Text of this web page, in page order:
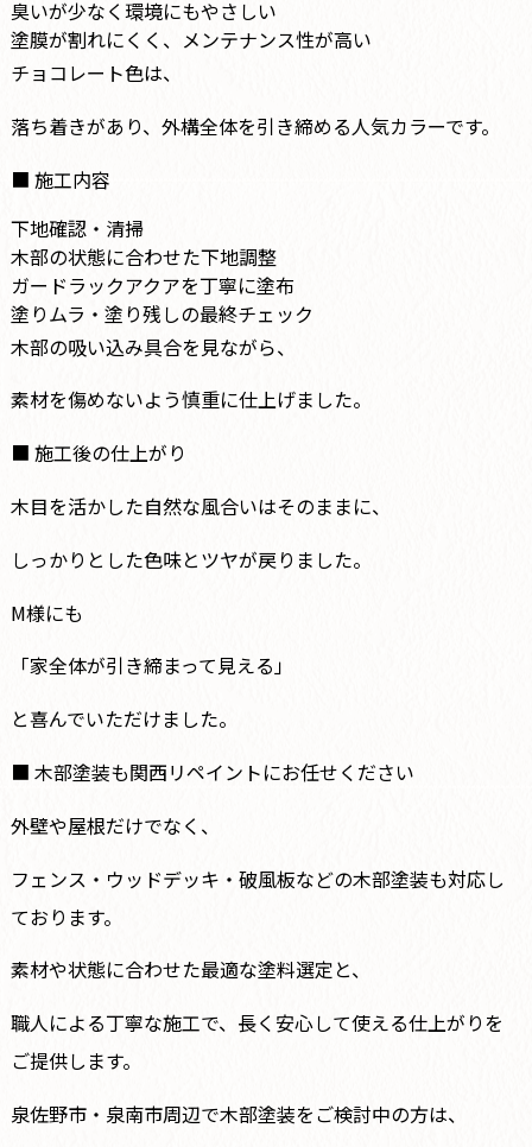
臭いが少なく環境にもやさしい
塗膜が割れにくく、メンテナンス性が高い
チョコレート色は、
落ち着きがあり、外構全体を引き締める人気カラーです。
■ 施工内容
下地確認・清掃
木部の状態に合わせた下地調整
ガードラックアクアを丁寧に塗布
塗りムラ・塗り残しの最終チェック
木部の吸い込み具合を見ながら、
素材を傷めないよう慎重に仕上げました。
■ 施工後の仕上がり
木目を活かした自然な風合いはそのままに、
しっかりとした色味とツヤが戻りました。
M様にも
「家全体が引き締まって見える」
と喜んでいただけました。
■ 木部塗装も関西リペイントにお任せください
外壁や屋根だけでなく、
フェンス・ウッドデッキ・破風板などの木部塗装も対応し
ております。
素材や状態に合わせた最適な塗料選定と、
職人による丁寧な施工で、長く安心して使える仕上がりを
ご提供します。
泉佐野市・泉南市周辺で木部塗装をご検討中の方は、